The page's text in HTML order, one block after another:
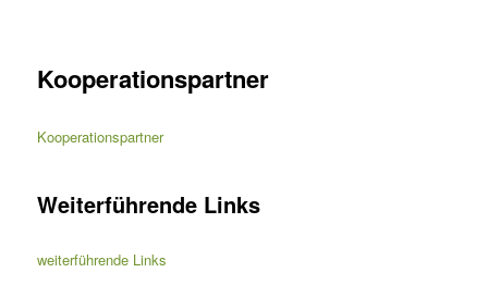
Kooperationspartner
Kooperationspartner
Weiterführende Links
weiterführende Links